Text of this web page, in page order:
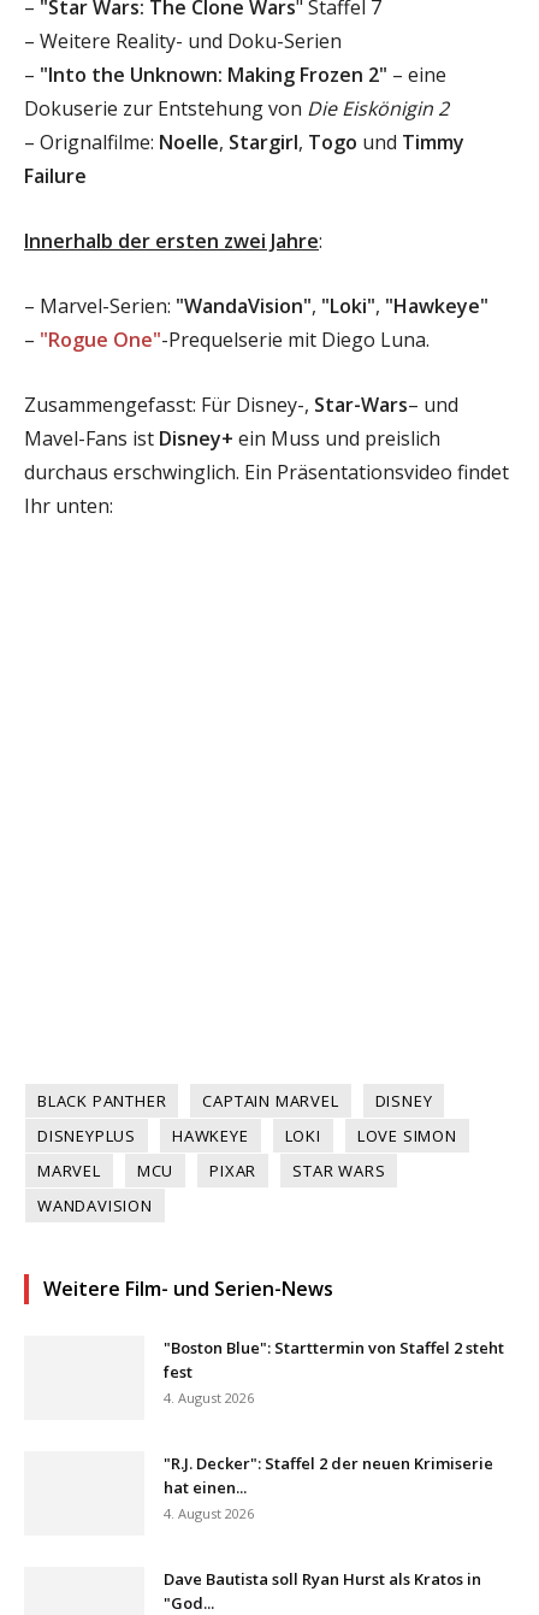
– "Star Wars: The Clone Wars" Staffel 7
– Weitere Reality- und Doku-Serien
– "Into the Unknown: Making Frozen 2" – eine
Dokuserie zur Entstehung von Die Eiskönigin 2
– Orignalfilme: Noelle, Stargirl, Togo und Timmy
Failure
Innerhalb der ersten zwei Jahre:
– Marvel-Serien: "WandaVision", "Loki", "Hawkeye"
– "Rogue One"-Prequelserie mit Diego Luna.
Zusammengefasst: Für Disney-, Star-Wars– und
Mavel-Fans ist Disney+ ein Muss und preislich
durchaus erschwinglich. Ein Präsentationsvideo findet
Ihr unten:
BLACK PANTHER CAPTAIN MARVEL
DISNEY
DISNEYPLUS
HAWKEYE LOKI
LOVE SIMON
MARVEL
MCU PIXAR
STAR WARS
WANDAVISION
Weitere Film- und Serien-News
"Boston Blue": Starttermin von Staffel 2 steht
fest
4. August 2026
"R.J. Decker": Staffel 2 der neuen Krimiserie
hat einen...
4. August 2026
Dave Bautista soll Ryan Hurst als Kratos in
"God...